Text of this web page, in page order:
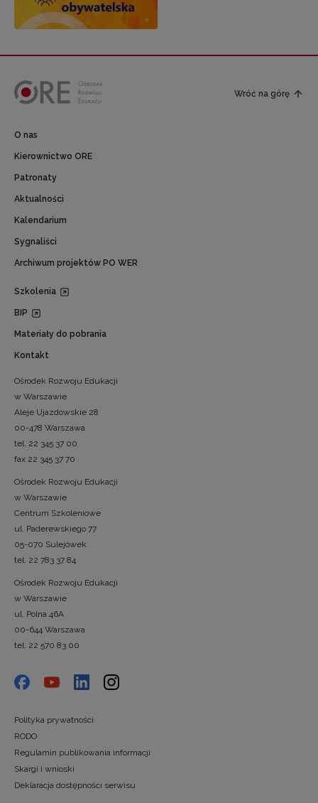
Wróć na górę
O nas
Kierownictwo ORE
Patronaty
Aktualności
Kalendarium
Sygnaliści
Archiwum projektów PO WER
Szkolenia
BIP
Materiały do pobrania
Kontakt
Ośrodek Rozwoju Edukacji
w Warszawie
Aleje Ujazdowskie 28
00-478 Warszawa
tel. 22 345 37 00
fax 22 345 37 70
Ośrodek Rozwoju Edukacji
w Warszawie
Centrum Szkoleniowe
ul. Paderewskiego 77
05-070 Sulejówek
tel. 22 783 37 84
Ośrodek Rozwoju Edukacji
w Warszawie
ul. Polna 46A
00-644 Warszawa
tel. 22 570 83 00
Polityka prywatności
RODO
Regulamin publikowania informacji
Skargi i wnioski
Deklaracja dostępności serwisu